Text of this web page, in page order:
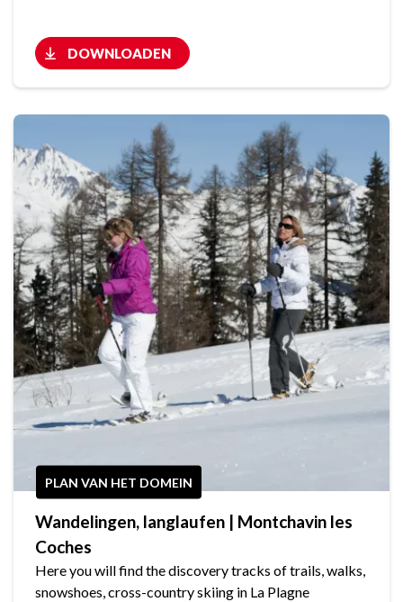
DOWNLOADEN
PLAN VAN HET DOMEIN
Wandelingen, langlaufen | Montchavin les
Coches
Here you will find the discovery tracks of trails, walks,
snowshoes, cross-country skiing in La Plagne